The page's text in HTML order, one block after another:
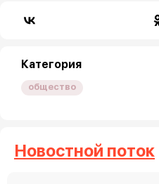
Категория
общество
Новостной поток